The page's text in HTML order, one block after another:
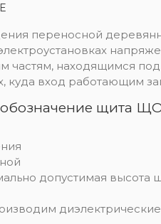
переносной
частям, находящимся
куда вход работающим
щита
допустимая высота